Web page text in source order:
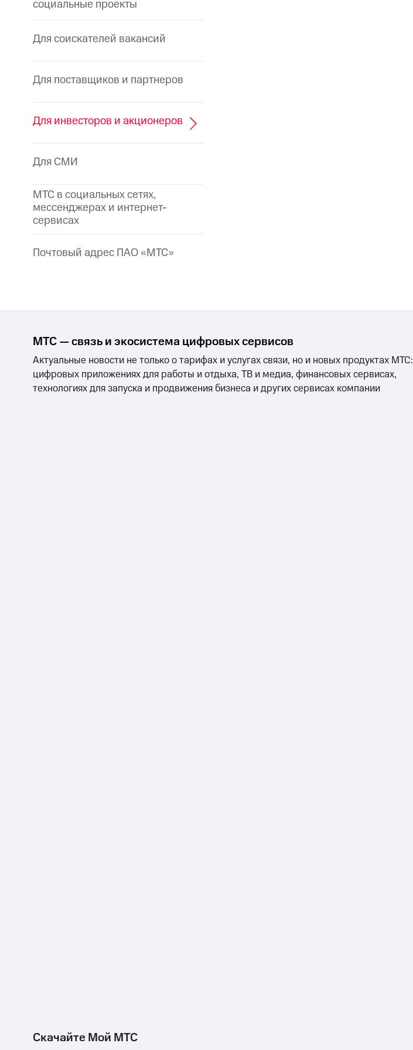
социальные проекты
Для соискателей вакансий
Для поставщиков и партнеров
Для инвесторов и акционеров
Для СМИ
МТС в социальных сетях,
мессенджерах и интернет-
сервисах
Почтовый адрес ПАО «МТС»
МТС — связь и экосистема цифровых сервисов
Актуальные новости не только о тарифах и услугах связи, но и новых продуктах МТС:
цифровых приложениях для работы и отдыха, ТВ и медиа, финансовых сервисах,
технологиях для запуска и продвижения бизнеса и других сервисах компании
Скачайте Мой МТС